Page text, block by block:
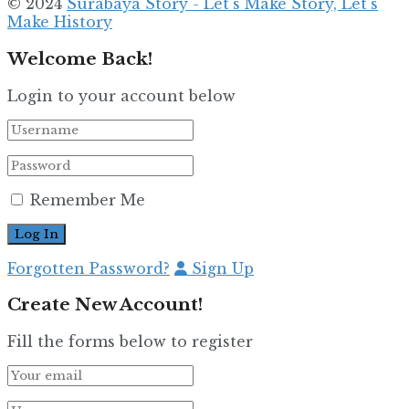
© 2024 Surabaya Story - Let's Make Story, Let's
Make History
Welcome Back!
Login to your account below
Remember Me
Forgotten Password? Sign Up
Create New Account!
Fill the forms below to register